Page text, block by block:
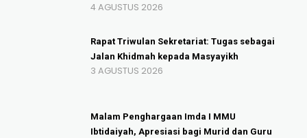
4 AGUSTUS 2026
Rapat Triwulan Sekretariat: Tugas sebagai
Jalan Khidmah kepada Masyayikh
3 AGUSTUS 2026
Malam Penghargaan Imda I MMU
Ibtidaiyah, Apresiasi bagi Murid dan Guru